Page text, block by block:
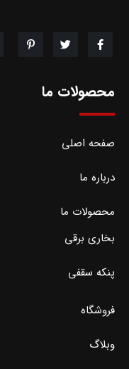
محصولات ما
صفحه اصلی
درباره ما
محصولات ما
بخاری برقی
پنکه سقفی
فروشگاه
وبلاگ